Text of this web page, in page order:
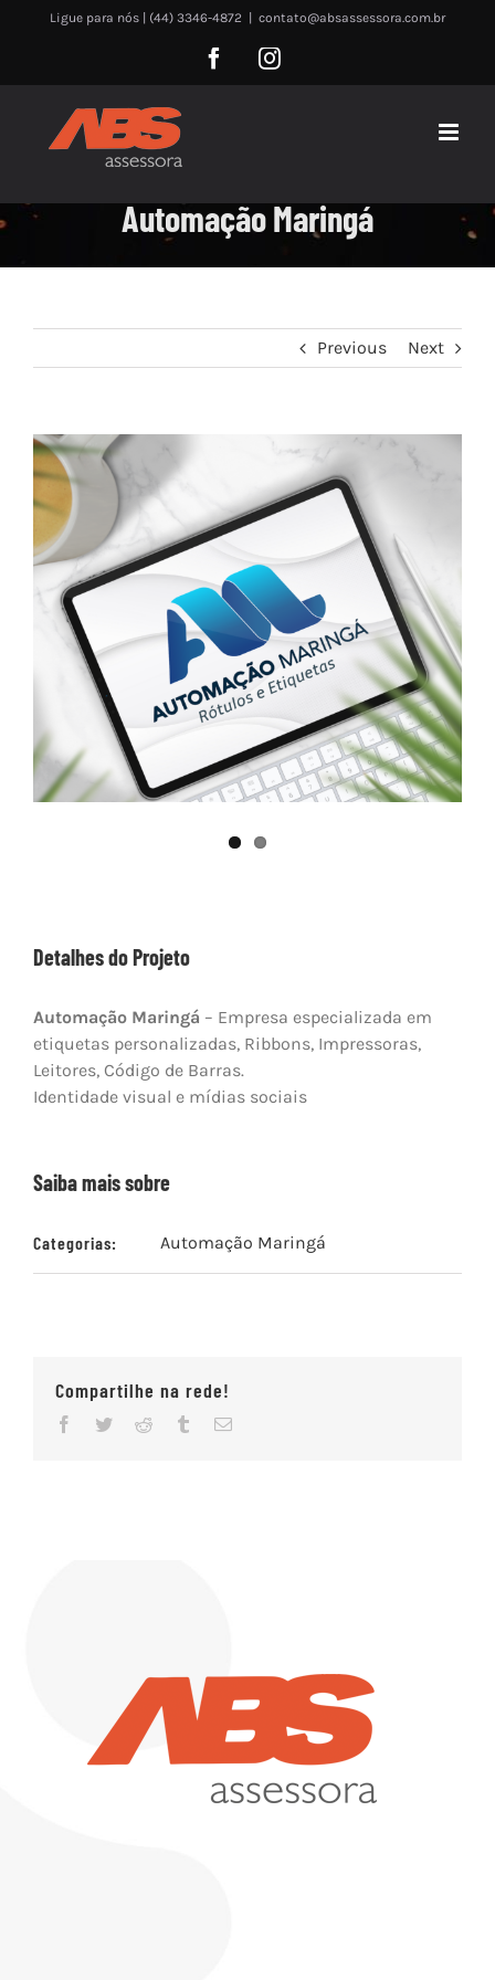
Ligue para nós | (44) 3346-4872 contato@absassessora.com.br
FacebookInstagram
Automação Maringá
Previous Next
View
Larger
Image
Detalhes do Projeto
Automação Maringá – Empresa especializada em
etiquetas personalizadas, Ribbons, Impressoras,
Leitores, Código de Barras.
Identidade visual e mídias sociais
Saiba mais sobre
Categorias: Automação Maringá
Compartilhe na rede!
Facebook
TwitterReddit TumblrEmail